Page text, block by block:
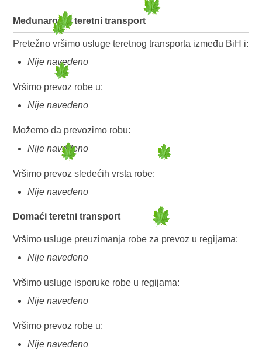
Međunarodni teretni transport
Pretežno vršimo usluge teretnog transporta između BiH i:
Nije navedeno
Vršimo prevoz robe u:
Nije navedeno
Možemo da prevozimo robu:
Nije navedeno
Vršimo prevoz sledećih vrsta robe:
Nije navedeno
Domaći teretni transport
Vršimo usluge preuzimanja robe za prevoz u regijama:
Nije navedeno
Vršimo usluge isporuke robe u regijama:
Nije navedeno
Vršimo prevoz robe u:
Nije navedeno